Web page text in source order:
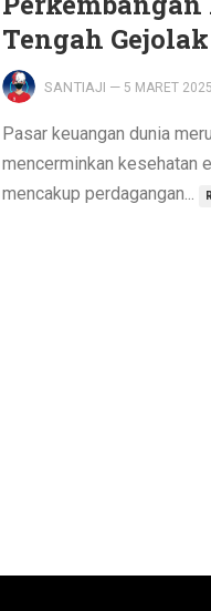
Tengah Gejolak
SANTIAJI — 5 MARET 2025
Pasar keuangan dunia
mencerminkan kesehatan
mencakup perdagangan...